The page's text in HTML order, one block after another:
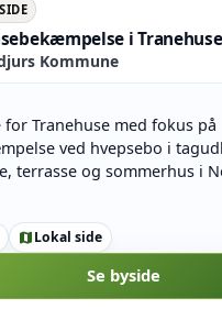
i Tranehuse
Kommune
for Tranehuse med fokus på
ved hvepsebo i
terrasse og sommerhus i
mapLokal side
Se byside